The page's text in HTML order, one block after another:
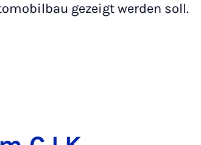
gezeigt werden soll.